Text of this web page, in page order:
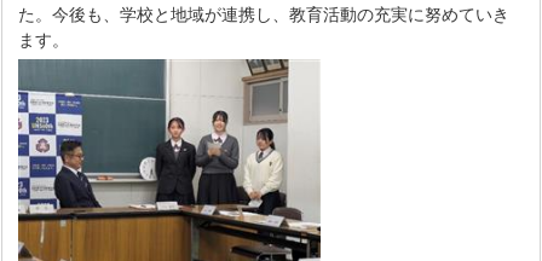
た。今後も、学校と地域が連携し、教育活動の充実に努めていき
ます。